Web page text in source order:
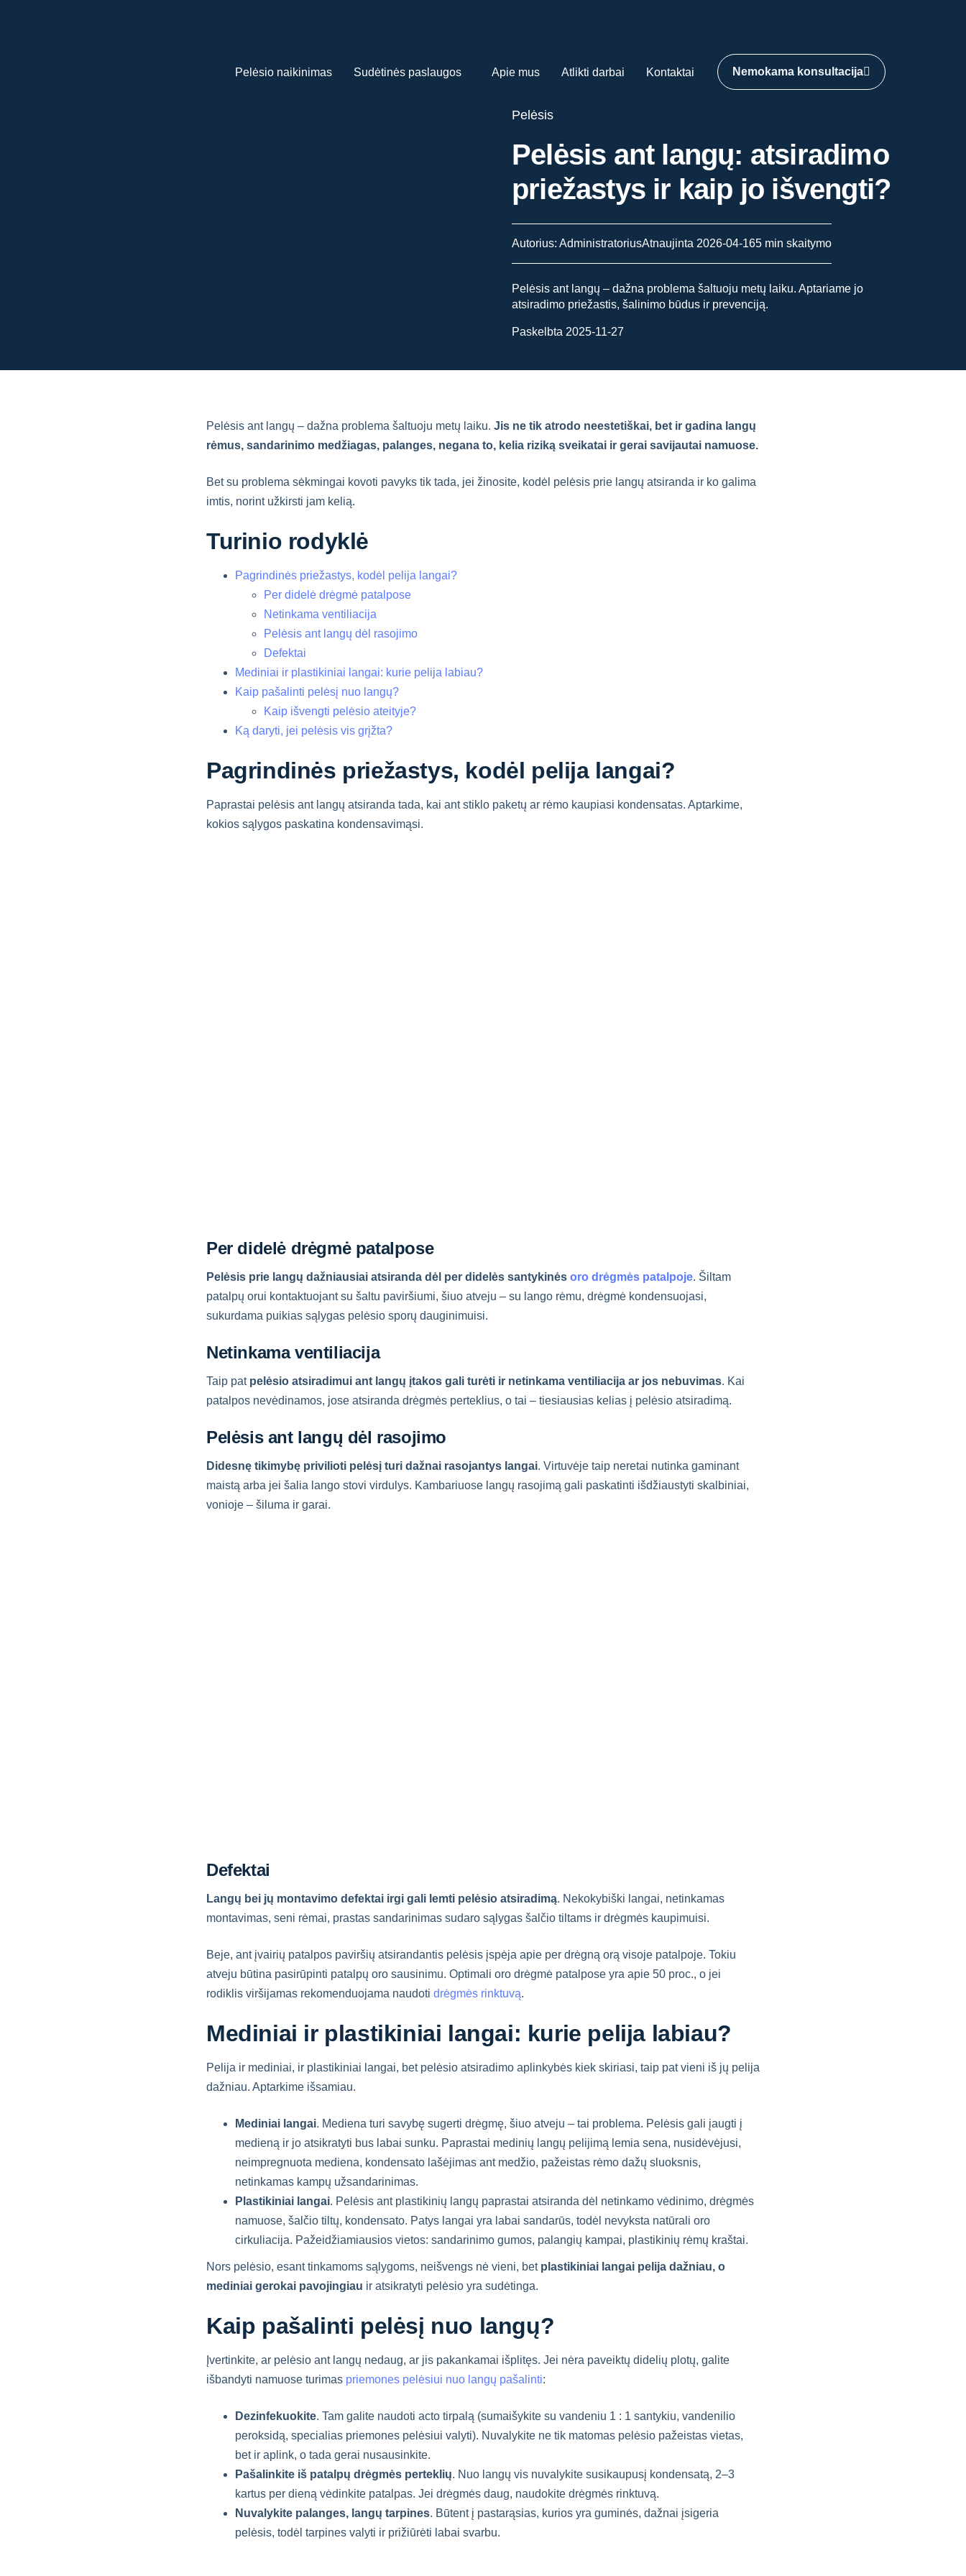
Pelėsio naikinimas Sudėtinės paslaugos Apie mus Atlikti darbai Kontaktai Nemokama konsultacija
Pelėsis
Pelėsis ant langų: atsiradimo
priežastys ir kaip jo išvengti?
Autorius: AdministratoriusAtnaujinta 2026-04-165 min skaitymo
Pelėsis ant langų – dažna problema šaltuoju metų laiku. Aptariame jo
atsiradimo priežastis, šalinimo būdus ir prevenciją.
Paskelbta 2025-11-27
Pelėsis ant langų – dažna problema šaltuoju metų laiku. Jis ne tik atrodo neestetiškai, bet ir gadina langų
rėmus, sandarinimo medžiagas, palanges, negana to, kelia riziką sveikatai ir gerai savijautai namuose.
Bet su problema sėkmingai kovoti pavyks tik tada, jei žinosite, kodėl pelėsis prie langų atsiranda ir ko galima
imtis, norint užkirsti jam kelią.
Turinio rodyklė
Pagrindinės priežastys, kodėl pelija langai?
Per didelė drėgmė patalpose
Netinkama ventiliacija
Pelėsis ant langų dėl rasojimo
Defektai
Mediniai ir plastikiniai langai: kurie pelija labiau?
Kaip pašalinti pelėsį nuo langų?
Kaip išvengti pelėsio ateityje?
Ką daryti, jei pelėsis vis grįžta?
Pagrindinės priežastys, kodėl pelija langai?
Paprastai pelėsis ant langų atsiranda tada, kai ant stiklo paketų ar rėmo kaupiasi kondensatas. Aptarkime,
kokios sąlygos paskatina kondensavimąsi.
Per didelė drėgmė patalpose
Pelėsis prie langų dažniausiai atsiranda dėl per didelės santykinės oro drėgmės patalpoje. Šiltam
patalpų orui kontaktuojant su šaltu paviršiumi, šiuo atveju – su lango rėmu, drėgmė kondensuojasi,
sukurdama puikias sąlygas pelėsio sporų dauginimuisi.
Netinkama ventiliacija
Taip pat pelėsio atsiradimui ant langų įtakos gali turėti ir netinkama ventiliacija ar jos nebuvimas. Kai
patalpos nevėdinamos, jose atsiranda drėgmės perteklius, o tai – tiesiausias kelias į pelėsio atsiradimą.
Pelėsis ant langų dėl rasojimo
Didesnę tikimybę privilioti pelėsį turi dažnai rasojantys langai. Virtuvėje taip neretai nutinka gaminant
maistą arba jei šalia lango stovi virdulys. Kambariuose langų rasojimą gali paskatinti išdžiaustyti skalbiniai,
vonioje – šiluma ir garai.
Defektai
Langų bei jų montavimo defektai irgi gali lemti pelėsio atsiradimą. Nekokybiški langai, netinkamas
montavimas, seni rėmai, prastas sandarinimas sudaro sąlygas šalčio tiltams ir drėgmės kaupimuisi.
Beje, ant įvairių patalpos paviršių atsirandantis pelėsis įspėja apie per drėgną orą visoje patalpoje. Tokiu
atveju būtina pasirūpinti patalpų oro sausinimu. Optimali oro drėgmė patalpose yra apie 50 proc., o jei
rodiklis viršijamas rekomenduojama naudoti drėgmės rinktuvą.
Mediniai ir plastikiniai langai: kurie pelija labiau?
Pelija ir mediniai, ir plastikiniai langai, bet pelėsio atsiradimo aplinkybės kiek skiriasi, taip pat vieni iš jų pelija
dažniau. Aptarkime išsamiau.
Mediniai langai. Mediena turi savybę sugerti drėgmę, šiuo atveju – tai problema. Pelėsis gali įaugti į
medieną ir jo atsikratyti bus labai sunku. Paprastai medinių langų pelijimą lemia sena, nusidėvėjusi,
neimpregnuota mediena, kondensato lašėjimas ant medžio, pažeistas rėmo dažų sluoksnis,
netinkamas kampų užsandarinimas.
Plastikiniai langai. Pelėsis ant plastikinių langų paprastai atsiranda dėl netinkamo vėdinimo, drėgmės
namuose, šalčio tiltų, kondensato. Patys langai yra labai sandarūs, todėl nevyksta natūrali oro
cirkuliacija. Pažeidžiamiausios vietos: sandarinimo gumos, palangių kampai, plastikinių rėmų kraštai.
Nors pelėsio, esant tinkamoms sąlygoms, neišvengs nė vieni, bet plastikiniai langai pelija dažniau, o
mediniai gerokai pavojingiau ir atsikratyti pelėsio yra sudėtinga.
Kaip pašalinti pelėsį nuo langų?
Įvertinkite, ar pelėsio ant langų nedaug, ar jis pakankamai išplitęs. Jei nėra paveiktų didelių plotų, galite
išbandyti namuose turimas priemones pelėsiui nuo langų pašalinti:
Dezinfekuokite. Tam galite naudoti acto tirpalą (sumaišykite su vandeniu 1 : 1 santykiu, vandenilio
peroksidą, specialias priemones pelėsiui valyti). Nuvalykite ne tik matomas pelėsio pažeistas vietas,
bet ir aplink, o tada gerai nusausinkite.
Pašalinkite iš patalpų drėgmės perteklių. Nuo langų vis nuvalykite susikaupusį kondensatą, 2–3
kartus per dieną vėdinkite patalpas. Jei drėgmės daug, naudokite drėgmės rinktuvą.
Nuvalykite palanges, langų tarpines. Būtent į pastarąsias, kurios yra guminės, dažnai įsigeria
pelėsis, todėl tarpines valyti ir prižiūrėti labai svarbu.